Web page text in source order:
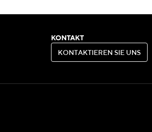
KONTAKT
KO NTA KT E R E N S E U NS
KONTAKTIEREN SIE UNS